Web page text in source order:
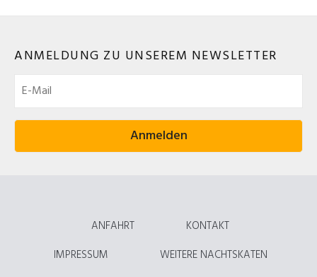
ANMELDUNG ZU UNSEREM NEWSLETTER
ANFAHRT
KONTAKT
IMPRESSUM
WEITERE NACHTSKATEN